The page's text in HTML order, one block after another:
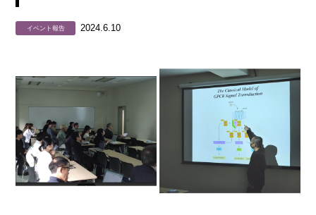
イベント報告 2024.6.10